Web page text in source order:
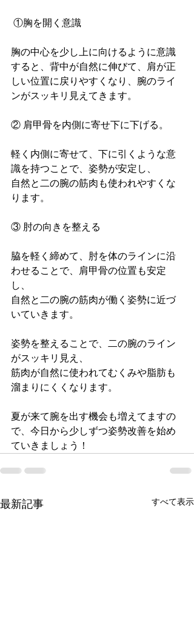
①胸を開く意識
胸の中心を少し上に向けるように意識
すると、背中が自然に伸びて、肩が正
しい位置に戻りやすくなり、腕のライ
ンがスッキリ見えてきます。
② 肩甲骨を内側に寄せ下に下げる。
軽く内側に寄せて、下に引くような意
識を持つことで、姿勢が安定し、
自然と二の腕の筋肉も使われやすくな
ります。
③ 肘の向きを整える
脇を軽く締めて、肘を体のラインに沿
わせることで、肩甲骨の位置も安定
し、
自然と二の腕の筋肉が働く姿勢に近づ
いていきます。
姿勢を整えることで、二の腕のライン
がスッキリ見え、
筋肉が自然に使われてむくみや脂肪も
溜まりにくくなります。
夏が来て腕を出す機会も増えてますの
で、今日から少しずつ姿勢改善を始め
ていきましょう！
最新記事 すべて表示